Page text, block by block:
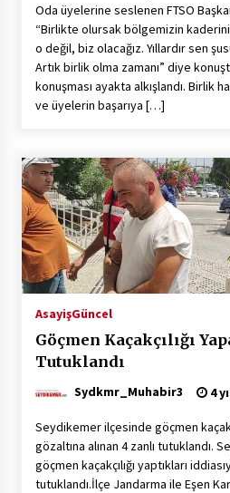
Oda üyelerine seslenen FTSO
“Birlikte olursak bölgemizin
o değil, biz olacağız. Yıllardır sen
Artık birlik olma zamanı” diye
konuşması ayakta alkışlandı. Birlik
ve üyelerin başarıya […]
AsayişGüncel
Göçmen Kaçakçılığı
Tutuklandı
Sydkmr_Muhabir3 4
Seydikemer ilçesinde göçmen
gözaltına alınan 4 zanlı tutuklandı.
göçmen kaçakçılığı yaptıkları
tutuklandı.İlçe Jandarma ile Eşen